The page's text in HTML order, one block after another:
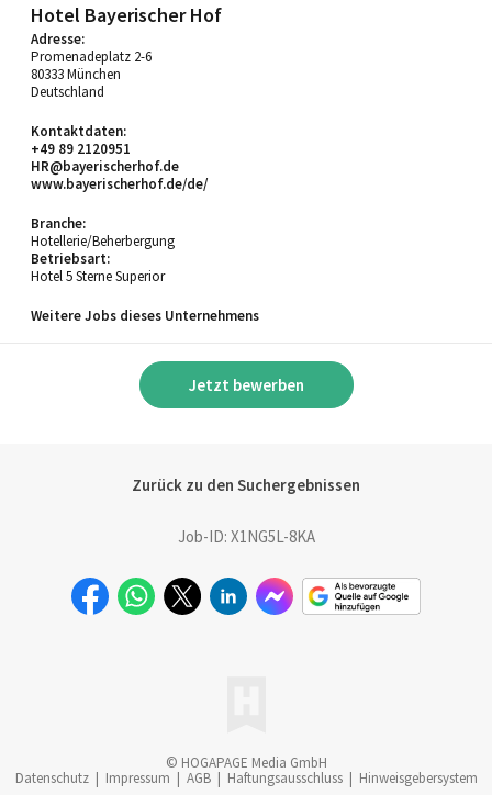
Hotel Bayerischer Hof
Adresse:
Promenadeplatz 2-6
80333 München
Deutschland
Kontaktdaten:
+49 89 2120951
HR@bayerischerhof.de
www.bayerischerhof.de/de/
Branche:
Hotellerie/Beherbergung
Betriebsart:
Hotel 5 Sterne Superior
Weitere Jobs dieses Unternehmens
Jetzt bewerben
Zurück zu den Suchergebnissen
Job-ID: X1NG5L-8KA
© HOGAPAGE Media GmbH
Datenschutz | Impressum | AGB | Haftungsausschluss | Hinweisgebersystem